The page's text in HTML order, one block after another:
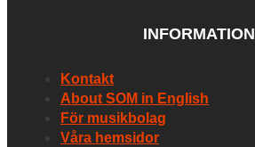
INFORMATION
Kontakt
About SOM in English
För musikbolag
Våra hemsidor